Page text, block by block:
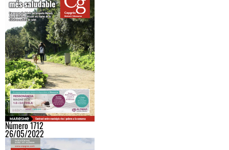
Número 1712
26/05/2022